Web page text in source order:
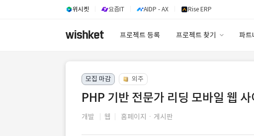
위시켓 요즘IT AIDP - AX Rise ERP
프로젝트 등록 프로젝트 찾기 파트
모집 마감 외주
PHP 기반 전문가 리딩 모바일 웹
개발 웹 홈페이지ㆍ게시판